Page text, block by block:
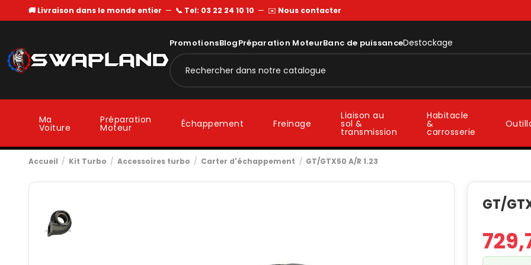
🚚 Livraison dans le monde entier — 📞 Tel: 03 22 24 10 10 — ✉️ Nous contacter
PromotionsBlogPréparation MoteurBanc de puissanceDestockage
Ma
Voiture
Préparation
Moteur Échappement Freinage
Liaison au
sol &
transmission
Habitacle
&
carrosserie
Accueil Kit Turbo Accessoires turbo Carter d'échappement GT/GTX50 A/R 1.23
GT/